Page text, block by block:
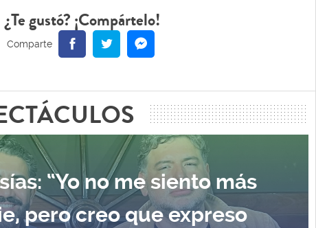
¿Te gustó? ¡Compártelo!
“Yo no me siento más
pero creo que expreso